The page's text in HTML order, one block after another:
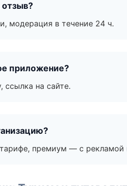
модерация в течение 24 ч.
приложение?
ссылка на сайте.
премиум — с рекламой